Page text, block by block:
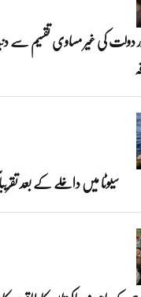
دولت کی غیر مساوی تقسیم سے
سیوٹا میں داخلے کے بعد تقریباً 60 مراکشی